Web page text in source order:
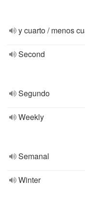
y cuarto / menos
Second
Segundo
Weekly
Semanal
Winter